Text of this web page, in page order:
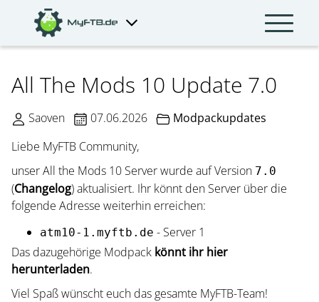
All The Mods 10 Update 7.0
Saoven 07.06.2026
Modpackupdates
Liebe MyFTB Community,
unser All the Mods 10 Server wurde auf Version 7.0
(Changelog) aktualisiert. Ihr könnt den Server über die
folgende Adresse weiterhin erreichen:
atm10-1.myftb.de - Server 1
Das dazugehörige Modpack könnt ihr hier
herunterladen.
Viel Spaß wünscht euch das gesamte MyFTB-Team!